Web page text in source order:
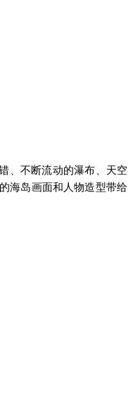
、不断流动的瀑布、天空
海岛画面和人物造型带给